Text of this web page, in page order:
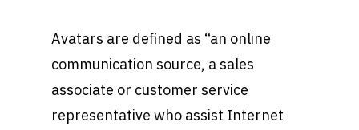
Avatars are defined as “an online
communication source, a sales
associate or customer service
representative who assist Internet